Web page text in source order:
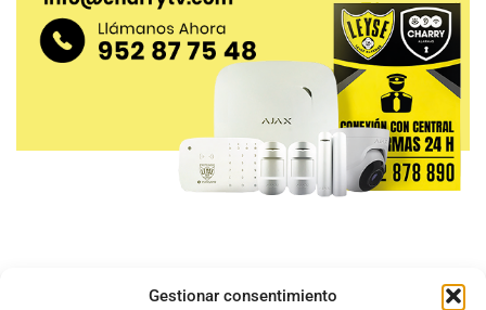
Gestionar consentimiento